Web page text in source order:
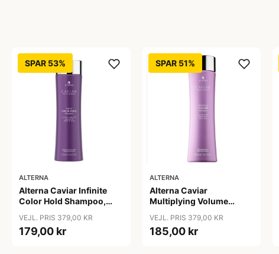
SPAR 53%
ALTERNA
Alterna Caviar Infinite
Color Hold Shampoo,
VEJL. PRIS 379,00 KR
179,00 kr
SPAR 51%
ALTERNA
Alterna Caviar
Multiplying Volume
VEJL. PRIS 379,00 KR
185,00 kr